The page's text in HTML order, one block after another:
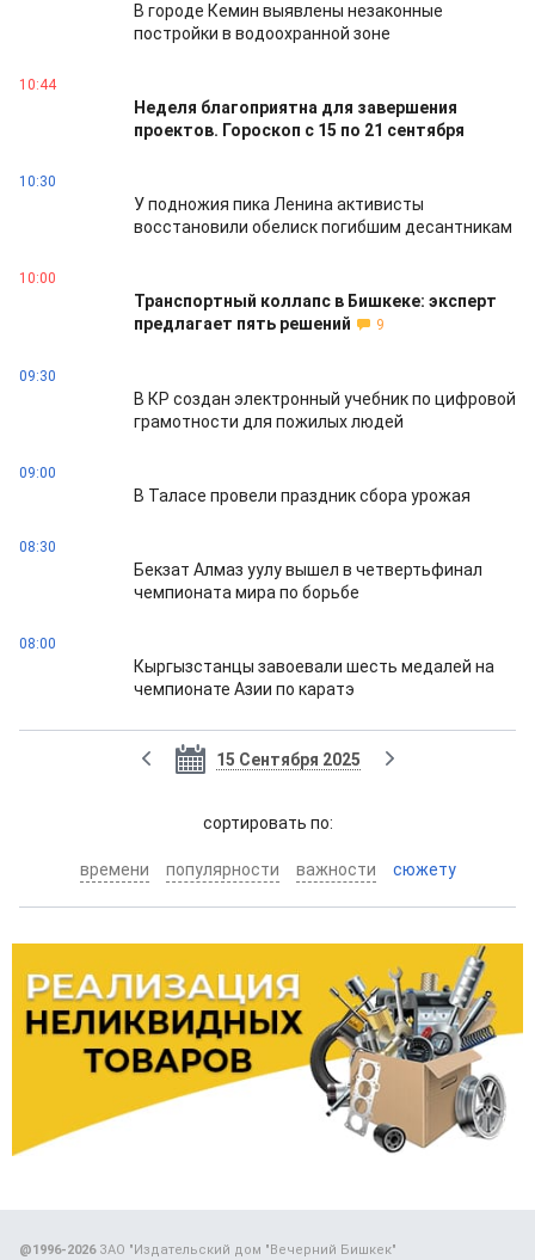
В городе Кемин выявлены незаконные
постройки в водоохранной зоне
10:44
Неделя благоприятна для завершения
проектов. Гороскоп с 15 по 21 сентября
10:30
У подножия пика Ленина активисты
восстановили обелиск погибшим десантникам
10:00
Транспортный коллапс в Бишкеке: эксперт
предлагает пять решений
9
09:30
В КР создан электронный учебник по цифровой
грамотности для пожилых людей
09:00
В Таласе провели праздник сбора урожая
08:30
Бекзат Алмаз уулу вышел в четвертьфинал
чемпионата мира по борьбе
08:00
Кыргызстанцы завоевали шесть медалей на
чемпионате Азии по каратэ
15 Сентября 2025
cортировать по:
времени популярности важности сюжету
@1996-2026ЗАО "Издательский дом "Вечерний Бишкек"